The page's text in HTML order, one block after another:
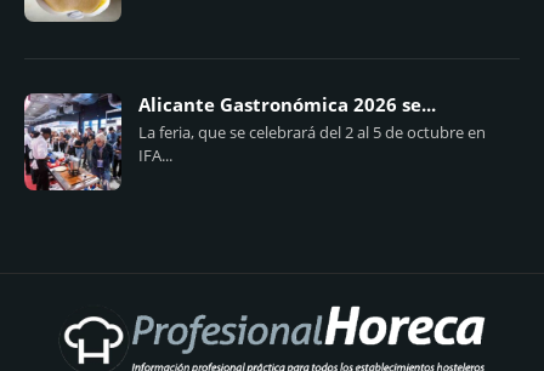
Alicante Gastronómica 2026 se...
La feria, que se celebrará del 2 al 5 de octubre en
IFA...